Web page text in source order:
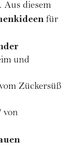
Aus diesem
für
und
Zückersüß
von